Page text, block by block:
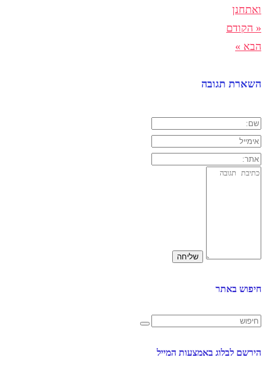
ואתחנן
« הקודם
הבא »
השארת תגובה
חיפוש באתר
הירשם לבלוג באמצעות המייל